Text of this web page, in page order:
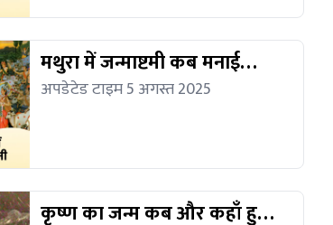
मथुरा में जन्माष्टमी कब मनाई
जाएगी?
अपडेटेड टाइम 5 अगस्त 2025
कृष्ण का जन्म कब और कहाँ हुआ